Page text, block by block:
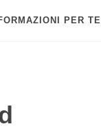
PER TE